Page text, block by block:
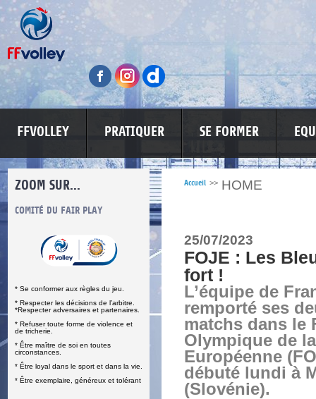
FFVOLLEY PRATIQUER SE FORMER
ZOOM SUR...
COMITÉ DU FAIR PLAY
* Se conformer aux règles du jeu.
* Respecter les décisions de l’arbitre.
*Respecter adversaires et partenaires.
* Refuser toute forme de violence et
de tricherie.
* Être maître de soi en toutes
circonstances.
* Être loyal dans le sport et dans la vie.
* Être exemplaire, généreux et tolérant
LUTTE CONTRE LES VIOLENCES
Accueil >> HOME
25/07/2023
FOJE : Les
fort !
L’équipe de
remporté ses
matchs dans le
Olympique de
Européenne
débuté lundi à
(Slovénie).